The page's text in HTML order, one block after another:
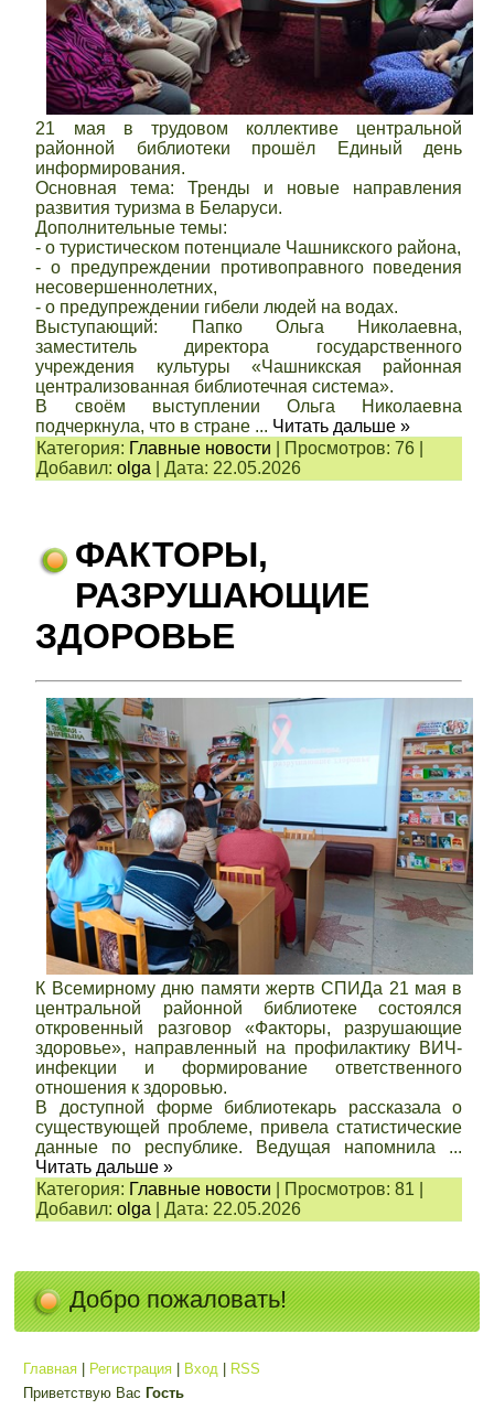
21 мая в трудовом коллективе центральной
районной библиотеки прошёл Единый день
информирования.
Основная тема: Тренды и новые направления
развития туризма в Беларуси.
Дополнительные темы:
- о туристическом потенциале Чашникского района,
- о предупреждении противоправного поведения
несовершеннолетних,
- о предупреждении гибели людей на водах.
Выступающий: Папко Ольга Николаевна,
заместитель директора государственного
учреждения культуры «Чашникская районная
централизованная библиотечная система».
В своём выступлении Ольга Николаевна
подчеркнула, что в стране ... Читать дальше »
Категория: Главные новости Просмотров: 76
Добавил: olga |Дата: 22.05.2026
ФАКТОРЫ,
РАЗРУШАЮЩИЕ
ЗДОРОВЬЕ
К Всемирному дню памяти жертв СПИДа 21 мая в
центральной районной библиотеке состоялся
откровенный разговор «Факторы, разрушающие
здоровье», направленный на профилактику ВИЧ-
инфекции и формирование ответственного
отношения к здоровью.
В доступной форме библиотекарь рассказала о
существующей проблеме, привела статистические
данные по республике. Ведущая напомнила ...
Читать дальше »
Категория: Главные новости Просмотров: 81
Добавил: olga |Дата: 22.05.2026
Добро пожаловать!
Главная Регистрация Вход
RSS
Приветствую Вас Гость